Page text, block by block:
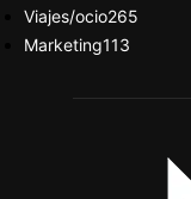
Viajes/ocio265
Marketing113